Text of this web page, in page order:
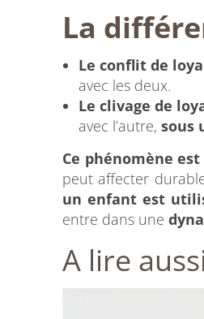
La
Le conflit de
avec les deux.
Le clivage de
avec l’autre, sous
Ce phénomène
peut affecter
un enfant est
entre dans une
A lire